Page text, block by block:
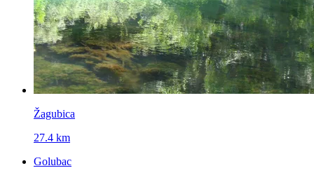
Žagubica
27.4 km
Golubac